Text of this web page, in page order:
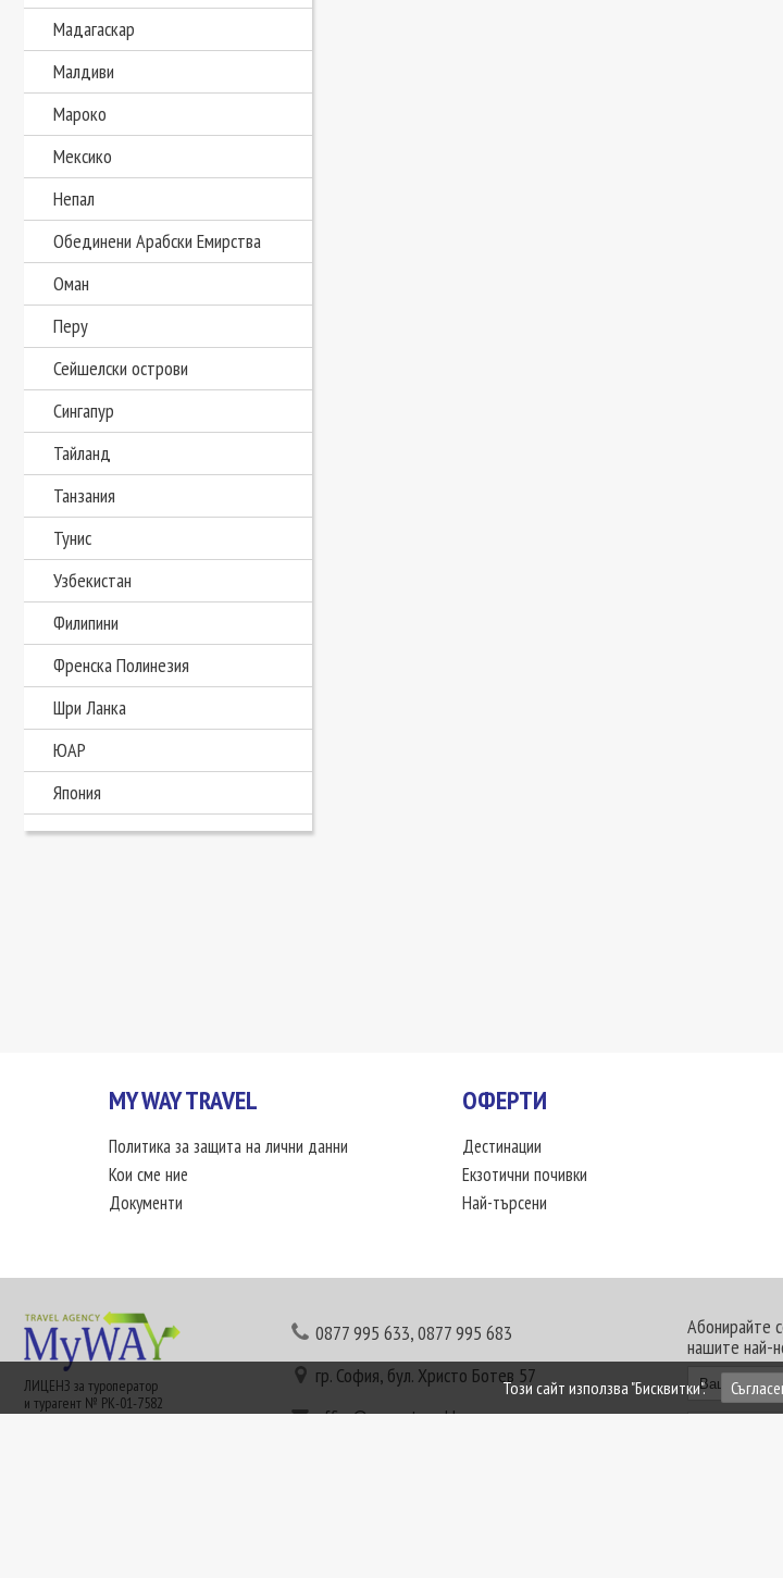
Мадагаскар
Малдиви
Мароко
Мексико
Непал
Обединени Арабски Емирства
Оман
Перу
Сейшелски острови
Сингапур
Тайланд
Танзания
Тунис
Узбекистан
Филипини
Френска Полинезия
Шри Ланка
ЮАР
Япония
MY WAY TRAVEL
Политика за защита на лични данни
Кои сме ние
Документи
ОФЕРТИ
Дестинации
Екзотични почивки
Най-търсени
ЛИЦЕНЗ за туроператор
и турагент № РК-01-7582
0877 995 633,0877 995 683
гр. София, бул. Христо Ботев 57
office@mywaytravel.bg
Абонирайте
нашите най-
Този сайт използва "Бисквитки".